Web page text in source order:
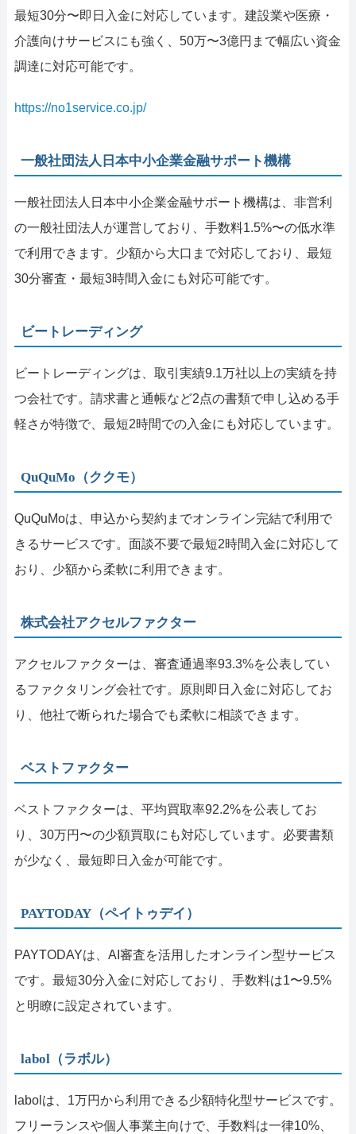
最短30分〜即日入金に対応しています。建設業や医療・
介護向けサービスにも強く、50万〜3億円まで幅広い資金
調達に対応可能です。
https://no1service.co.jp/
一般社団法人日本中小企業金融サポート機構
一般社団法人日本中小企業金融サポート機構は、非営利
の一般社団法人が運営しており、手数料1.5%〜の低水準
で利用できます。少額から大口まで対応しており、最短
30分審査・最短3時間入金にも対応可能です。
ビートレーディング
ビートレーディングは、取引実績9.1万社以上の実績を持
つ会社です。請求書と通帳など2点の書類で申し込める手
軽さが特徴で、最短2時間での入金にも対応しています。
QuQuMo（ククモ）
QuQuMoは、申込から契約までオンライン完結で利用で
きるサービスです。面談不要で最短2時間入金に対応して
おり、少額から柔軟に利用できます。
株式会社アクセルファクター
アクセルファクターは、審査通過率93.3%を公表してい
るファクタリング会社です。原則即日入金に対応してお
り、他社で断られた場合でも柔軟に相談できます。
ベストファクター
ベストファクターは、平均買取率92.2%を公表してお
り、30万円〜の少額買取にも対応しています。必要書類
が少なく、最短即日入金が可能です。
PAYTODAY（ペイトゥデイ）
PAYTODAYは、AI審査を活用したオンライン型サービス
です。最短30分入金に対応しており、手数料は1〜9.5%
と明瞭に設定されています。
labol（ラボル）
labolは、1万円から利用できる少額特化型サービスです。
フリーランスや個人事業主向けで、手数料は一律10%、